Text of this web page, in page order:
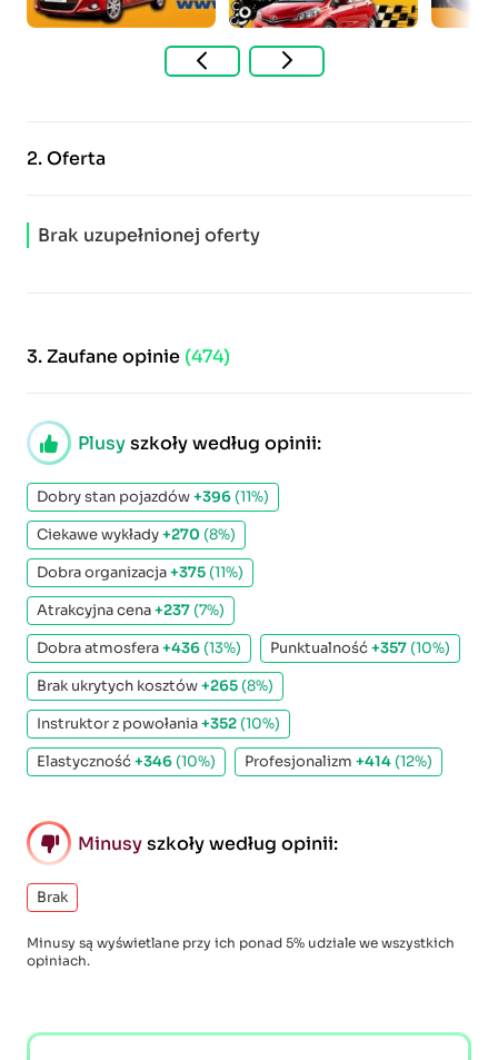
2.Oferta
Brak uzupełnionej oferty
3.Zaufane opinie (474)
Plusyszkoły według opinii:
Dobry stan pojazdów+396 (11%)
Ciekawe wykłady+270 (8%)
Dobra organizacja+375 (11%)
Atrakcyjna cena+237 (7%)
Dobra atmosfera+436 (13%) Punktualność+357 (10%)
Brak ukrytych kosztów+265 (8%)
Instruktor z powołania+352 (10%)
Elastyczność+346 (10%) Profesjonalizm +414 (12%)
Minusyszkoły według opinii:
Brak
Minusy są wyświetlane przy ich ponad 5% udziale we wszystkich
opiniach.